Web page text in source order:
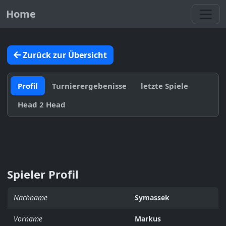
Home
Zurück zur Übersicht
Profil Turnierergebenisse
letzte Spiele
Head 2 Head
Spieler Profil
Nachname Symassek
Vorname Markus